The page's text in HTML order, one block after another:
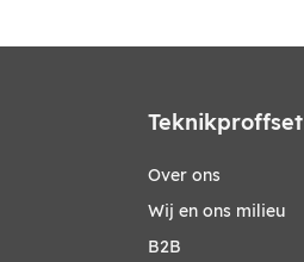
Teknikproffset
Over ons
Wij en ons milieu
B2B